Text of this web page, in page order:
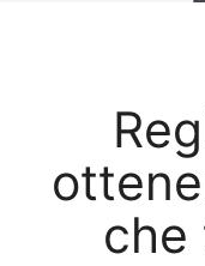
che